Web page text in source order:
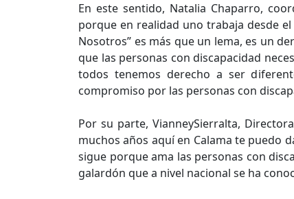
En este sentido, Natalia Chaparro,
porque en realidad uno trabaja desde
Nosotros” es más que un lema, es un
que las personas con discapacidad
todos tenemos derecho a ser
compromiso por las personas con
Por su parte, VianneySierralta,
muchos años aquí en Calama te puedo
sigue porque ama las personas con
galardón que a nivel nacional se ha